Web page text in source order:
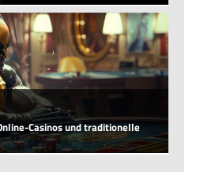
Casinos und traditionelle